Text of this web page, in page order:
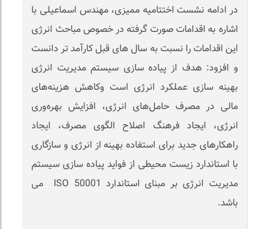
در ادامه نشست اختتامیه ممیزی، مهندس اسماعیلی با
اشاره به اقدامات صورت گرفته در خصوص مباحث انرژی
این اقدامات را نسبت به سال های قبل کارآمد تر دانست
و افزود: هدف از پیاده سازی سیستم مدیریت انرژی
بهینه سازی عملکرد انرژی است وکاهش هزینه‌های
مالی در مصرف حامل‌های انرژی، افزایش بهره‌وری
انرژی، ایجاد فرهنگ اصلاح الگوی مصرف، ایجاد
راهکارهای جدید برای استفاده بهینه از انرژی و سازگاری
با استاندارد زیست محیطی از فواید پیاده سازی سیستم
مدیریت انرژی بر مبنای استاندارد ISO 50001 می
باشد.